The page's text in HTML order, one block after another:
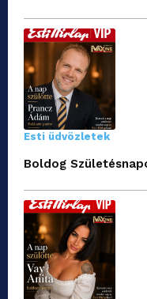
Esti üdvözletek
Boldog